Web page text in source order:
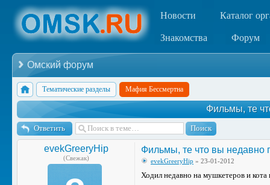
Новости Каталог
Знакомства Форум
Омский форум
Тематические разделы Мафия Бессмертна
Фильмы, те
Ответить
evekGreeryHip
(Свежак)
Фильмы, те что вы недавно
evekGreeryHip » 23-01-2012
Ходил недавно на мушкетеров и кота